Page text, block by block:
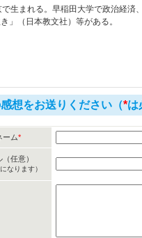
生まれる。早稲田大学で政治経済
」（日本教文社）等がある。
想をお送りください（*は
ーム*
任意）
なります）